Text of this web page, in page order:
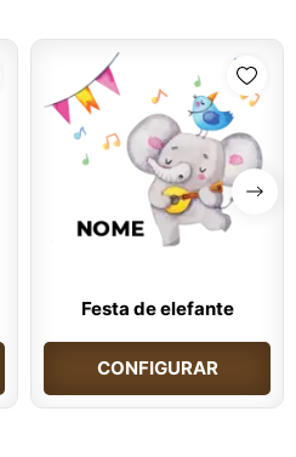
Festa de elefante
CONFIGURAR